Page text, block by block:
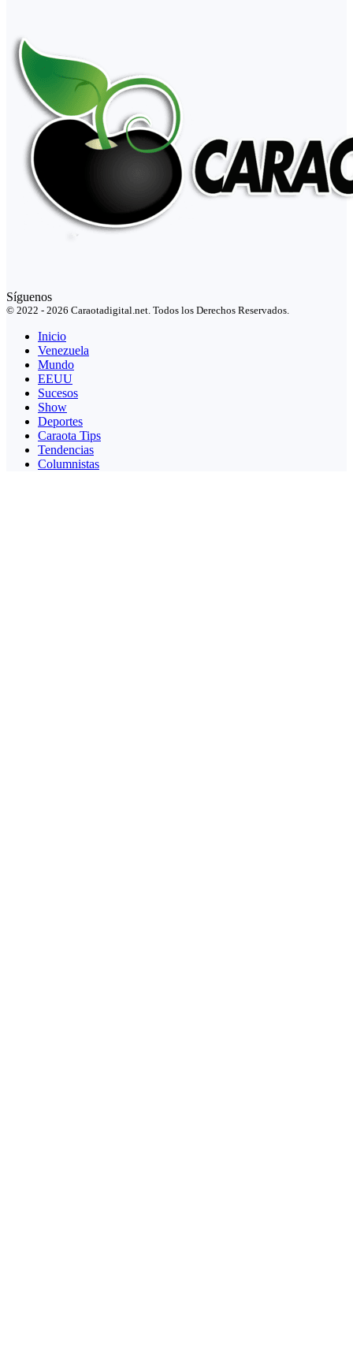
Síguenos
© 2022 - 2026 Caraotadigital.net. Todos los Derechos Reservados.
Inicio
Venezuela
Mundo
EEUU
Sucesos
Show
Deportes
Caraota Tips
Tendencias
Columnistas